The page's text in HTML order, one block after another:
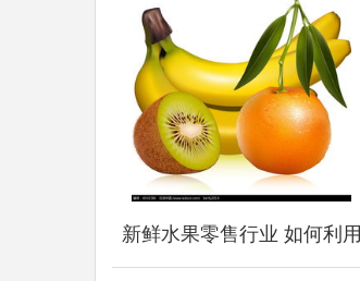
新鲜水果零售行业 如何利用